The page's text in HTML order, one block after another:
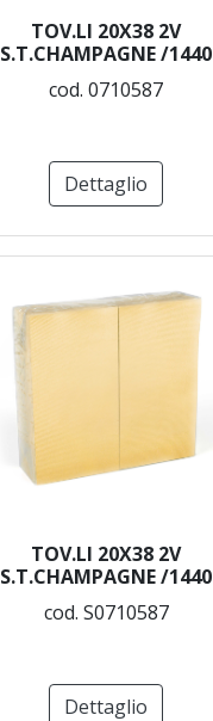
TOV.LI 20X38 2V
S.T.CHAMPAGNE /1440
cod. 0710587
Dettaglio
TOV.LI 20X38 2V
S.T.CHAMPAGNE /1440
cod. S0710587
Dettaglio